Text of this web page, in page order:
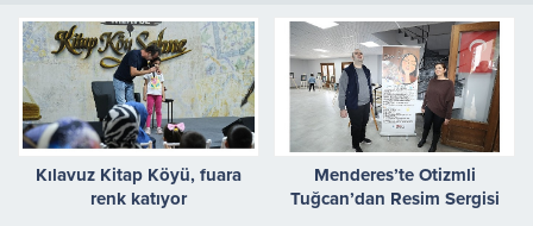
Kılavuz Kitap Köyü, fuara
renk katıyor
Menderes’te Otizmli
Tuğcan’dan Resim Sergisi